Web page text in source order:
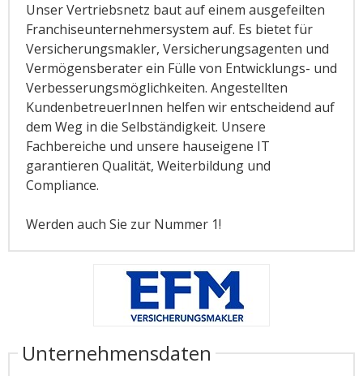
Unser Vertriebsnetz baut auf einem ausgefeilten
Franchiseunternehmersystem auf. Es bietet für
Versicherungsmakler, Versicherungsagenten und
Vermögensberater ein Fülle von Entwicklungs- und
Verbesserungsmöglichkeiten. Angestellten
KundenbetreuerInnen helfen wir entscheidend auf
dem Weg in die Selbständigkeit. Unsere
Fachbereiche und unsere hauseigene IT
garantieren Qualität, Weiterbildung und
Compliance.
Werden auch Sie zur Nummer 1!
Unternehmensdaten